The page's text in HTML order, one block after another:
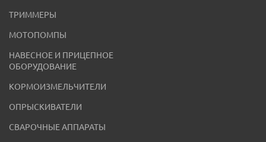
ТРИММЕРЫ
МОТОПОМПЫ
НАВЕСНОЕ И ПРИЦЕПНОЕ
ОБОРУДОВАНИЕ
КОРМОИЗМЕЛЬЧИТЕЛИ
ОПРЫСКИВАТЕЛИ
СВАРОЧНЫЕ АППАРАТЫ